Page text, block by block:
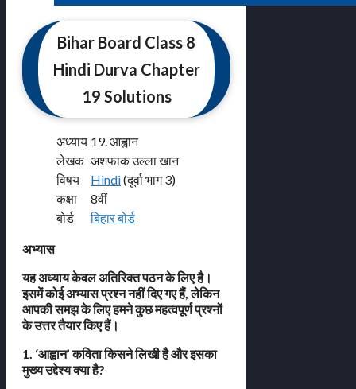
Bihar Board Class 8
Hindi Durva Chapter
19 Solutions
अध्याय 19. आह्वान
लेखक अशफाक उल्ला खान
विषय
Hindi(दूर्वा भाग 3)
कक्षा
8वीं
बोर्ड
बिहार बोर्ड
अभ्यास
यह अध्याय केवल अतिरिक्त पठन के लिए है।
इसमें कोई अभ्यास प्रश्न नहीं दिए गए हैं, लेकिन
आपकी समझ के लिए हमने कुछ महत्वपूर्ण प्रश्नों
के उत्तर तैयार किए हैं।
1. ‘आह्वान’ कविता किसने लिखी है और इसका
मुख्य उद्देश्य क्या है?